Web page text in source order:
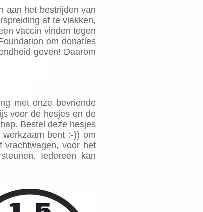
aan het bestrijden van
af te vlakken,
vaccin vinden tegen
om donaties
geven! Daarom
met onze bevriende
voor de hesjes en de
Bestel deze hesjes
bent :-)) om
vrachtwagen, voor het
Iedereen kan